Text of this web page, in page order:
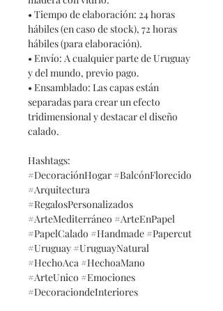
• Tiempo de elaboración: 24 horas
hábiles (en caso de stock), 72 horas
hábiles (para elaboración).
• Envío: A cualquier parte de Uruguay
y del mundo, previo pago.
• Ensamblado: Las capas están
separadas para crear un efecto
tridimensional y destacar el diseño
calado.
Hashtags:
#DecoraciónHogar #BalcónFlorecido
#Arquitectura
#RegalosPersonalizados
#ArteMediterráneo #ArteEnPapel
#PapelCalado #Handmade #Papercut
#Uruguay #UruguayNatural
#HechoAca #HechoaMano
#ArteUnico #Emociones
#DecoraciondeInteriores